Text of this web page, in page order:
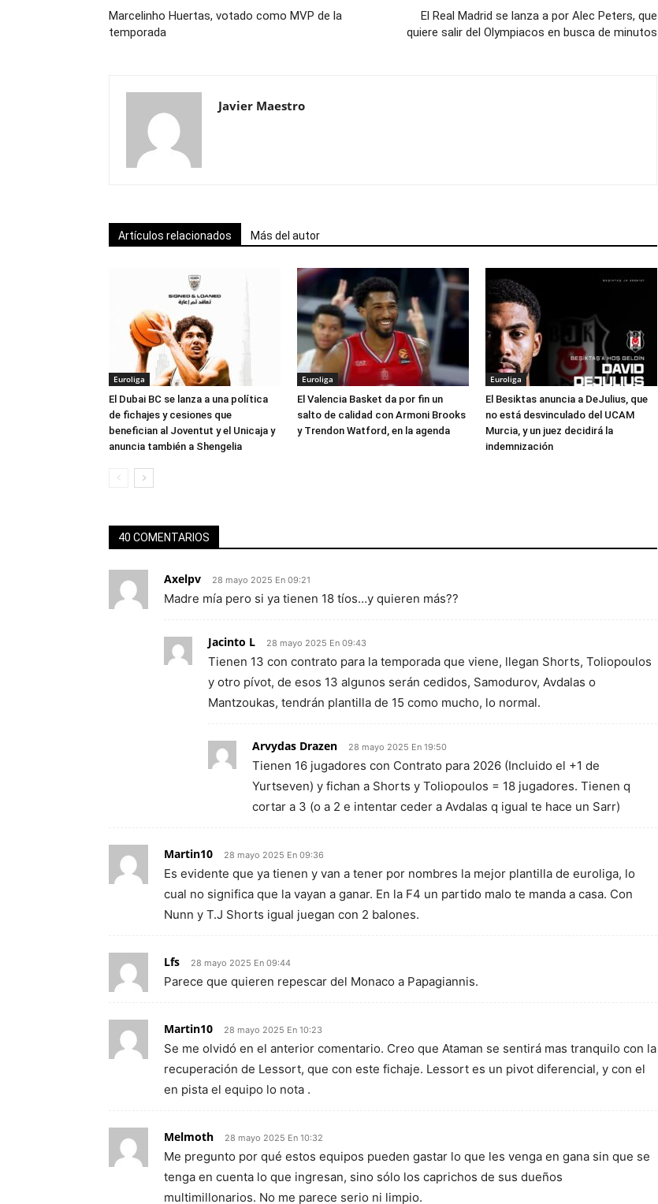
Marcelinho Huertas, votado como MVP de la
temporada
El Real Madrid se lanza a por Alec Peters, que
quiere salir del Olympiacos en busca de minutos
Javier Maestro
Artículos relacionados Más del autor
Euroliga
El Dubai BC se lanza a una política
de fichajes y cesiones que
benefician al Joventut y el Unicaja y
anuncia también a Shengelia
Euroliga
El Valencia Basket da por fin un
salto de calidad con Armoni Brooks
y Trendon Watford, en la agenda
Euroliga
El Besiktas anuncia a DeJulius, que
no está desvinculado del UCAM
Murcia, y un juez decidirá la
indemnización
40 COMENTARIOS
Axelpv 28 mayo 2025 En 09:21
Madre mía pero si ya tienen 18 tíos…y quieren más??
Jacinto L 28 mayo 2025 En 09:43
Tienen 13 con contrato para la temporada que viene, llegan Shorts, Toliopoulos
y otro pívot, de esos 13 algunos serán cedidos, Samodurov, Avdalas o
Mantzoukas, tendrán plantilla de 15 como mucho, lo normal.
Arvydas Drazen 28 mayo 2025 En 19:50
Tienen 16 jugadores con Contrato para 2026 (Incluido el +1 de
Yurtseven) y fichan a Shorts y Toliopoulos = 18 jugadores. Tienen q
cortar a 3 (o a 2 e intentar ceder a Avdalas q igual te hace un Sarr)
Martin10 28 mayo 2025 En 09:36
Es evidente que ya tienen y van a tener por nombres la mejor plantilla de euroliga, lo
cual no significa que la vayan a ganar. En la F4 un partido malo te manda a casa. Con
Nunn y T.J Shorts igual juegan con 2 balones.
Lfs 28 mayo 2025 En 09:44
Parece que quieren repescar del Monaco a Papagiannis.
Martin10 28 mayo 2025 En 10:23
Se me olvidó en el anterior comentario. Creo que Ataman se sentirá mas tranquilo con la
recuperación de Lessort, que con este fichaje. Lessort es un pivot diferencial, y con el
en pista el equipo lo nota .
Melmoth 28 mayo 2025 En 10:32
Me pregunto por qué estos equipos pueden gastar lo que les venga en gana sin que se
tenga en cuenta lo que ingresan, sino sólo los caprichos de sus dueños
multimillonarios. No me parece serio ni limpio.